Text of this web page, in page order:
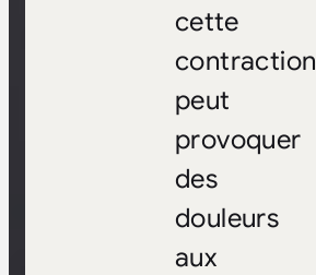
cette
contraction
peut
provoquer
des
douleurs
aux